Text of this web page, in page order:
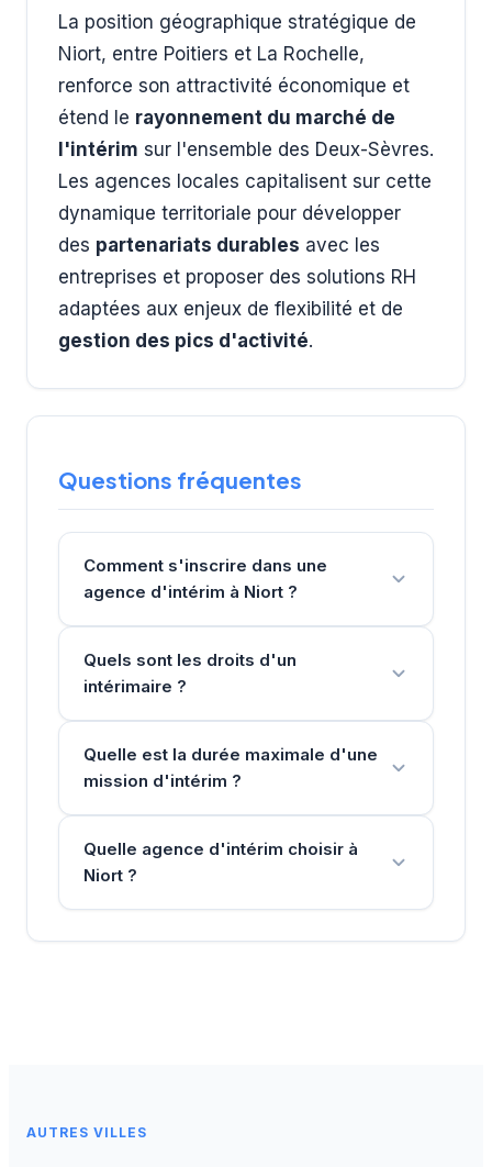
La position géographique stratégique de
Niort, entre Poitiers et La Rochelle,
renforce son attractivité économique et
étend le rayonnement du marché de
l'intérim sur l'ensemble des Deux-Sèvres.
Les agences locales capitalisent sur cette
dynamique territoriale pour développer
des partenariats durables avec les
entreprises et proposer des solutions RH
adaptées aux enjeux de flexibilité et de
gestion des pics d'activité.
Questions fréquentes
Comment s'inscrire dans une
agence d'intérim à Niort ?
Quels sont les droits d'un
intérimaire ?
Quelle est la durée maximale d'une
mission d'intérim ?
Quelle agence d'intérim choisir à
Niort ?
AUTRES VILLES